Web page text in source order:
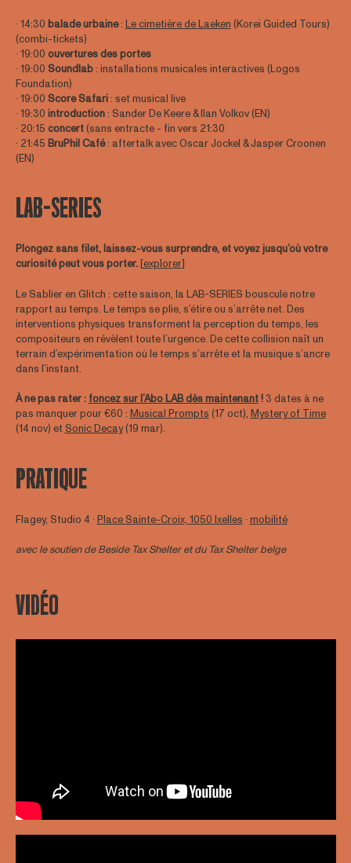
∙ 14:30 balade urbaine: Le cimetière de Laeken (Korei Guided Tours)
(combi-tickets)
∙ 19:00 ouvertures des portes
∙ 19:00 Soundlab: installations musicales interactives (Logos
Foundation)
∙ 19:00 Score Safari: set musical live
∙ 19:30 introduction: Sander De Keere & Ilan Volkov (EN)
∙ 20:15 concert(sans entracte - fin vers 21:30
∙ 21:45 BruPhil Café: aftertalk avec Oscar Jockel & Jasper Croonen
(EN)
LAB-SERIES
Plongez sans filet, laissez-vous surprendre, et voyez jusqu’où votre
curiosité peut vous porter.[explorer]
Le Sablier en Glitch : cette saison, la LAB-SERIES bouscule notre
rapport au temps. Le temps se plie, s’étire ou s’arrête net. Des
interventions physiques transforment la perception du temps, les
compositeurs en révèlent toute l’urgence. De cette collision naît un
terrain d’expérimentation où le temps s’arrête et la musique s’ancre
dans l’instant.
À ne pas rater : foncez sur l’Abo LAB dès maintenant! 3 dates à ne
pas manquer pour €60 : Musical Prompts (17 oct), Mystery of Time
(14 nov) et Sonic Decay(19 mar).
PRATIQUE
Flagey, Studio 4 ∙Place Sainte-Croix, 1050 Ixelles ∙mobilité
avec le soutien deBeside Tax Shelteret du Tax Shelter belge
VIDÉO